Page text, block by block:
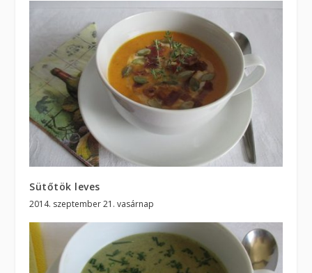
Sütőtök leves
2014. szeptember 21. vasárnap